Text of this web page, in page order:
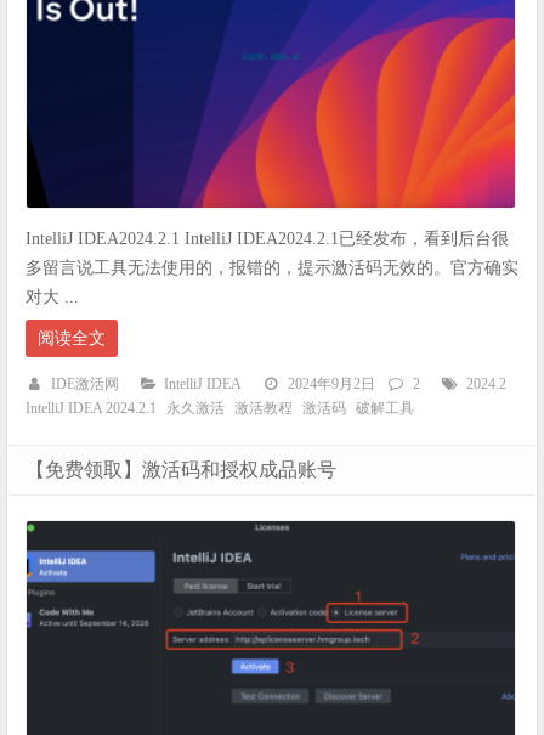
IntelliJ IDEA2024.2.1 IntelliJ IDEA2024.2.1已经发布，看到后台很
多留言说工具无法使用的，报错的，提示激活码无效的。官方确实
对大 ...
阅读全文
IDE激活网 IntelliJ IDEA 2024年9月2日 2
2024.2
IntelliJ IDEA 2024.2.1
永久激活 激活教程 激活码 破解工具
【免费领取】激活码和授权成品账号